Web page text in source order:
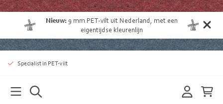
Nieuw: 9 mm PET-vilt uit Nederland , met een
eigentijdse kleurenlijn
Specialist in PET-vilt